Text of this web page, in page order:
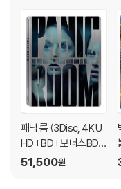
패닉 룸 (3Disc, 4K U
HD+BD+보너스BD
스틸북 한정판) : 블루
51,500원